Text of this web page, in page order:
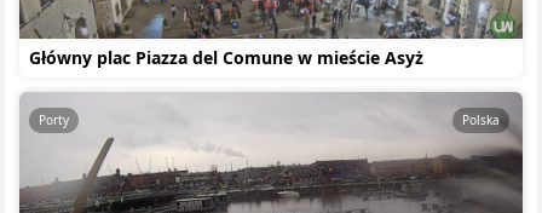
Główny plac Piazza del Comune w mieście Asyż
Porty Polska